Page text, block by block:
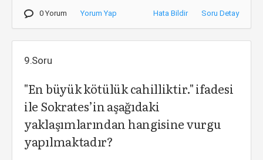
0 Yorum Yorum Yap Hata Bildir Soru Detay
9.Soru
"En büyük kötülük cahilliktir." ifadesi
ile Sokrates’in aşağıdaki
yaklaşımlarından hangisine vurgu
yapılmaktadır?